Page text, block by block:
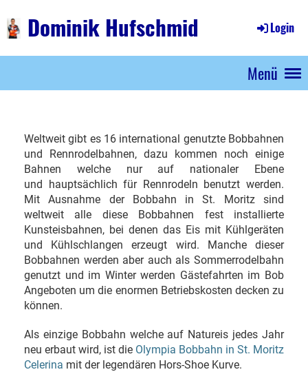
Dominik Hufschmid Login
Menü
Weltweit gibt es 16 international genutzte Bobbahnen
und Rennrodelbahnen, dazu kommen noch einige
Bahnen welche nur auf nationaler Ebene
und hauptsächlich für Rennrodeln benutzt werden.
Mit Ausnahme der Bobbahn in St. Moritz sind
weltweit alle diese Bobbahnen fest installierte
Kunsteisbahnen, bei denen das Eis mit Kühlgeräten
und Kühlschlangen erzeugt wird. Manche dieser
Bobbahnen werden aber auch als Sommerrodelbahn
genutzt und im Winter werden Gästefahrten im Bob
Angeboten um die enormen Betriebskosten decken zu
können.
Als einzige Bobbahn welche auf Natureis jedes Jahr
neu erbaut wird, ist die Olympia Bobbahn in St. Moritz
Celerina mit der legendären Hors-Shoe Kurve.